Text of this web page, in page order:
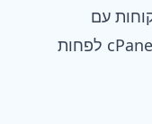
עם
תנועה גבוהה, תדעו בדיוק לאן ללכת, ממה להימנע, ואילו פיצ'רים באמת חשובים. בואו נהפוך את cPanel לפחות